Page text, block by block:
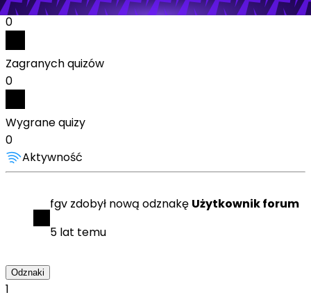
Odebranych nagród
0
Zagranych quizów
0
Wygrane quizy
0
Aktywność
fgv zdobył nową odznakę Użytkownik forum
5 lat temu
Odznaki
1